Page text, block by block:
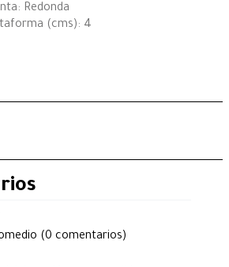
Redonda
(cms): 4
(0 comentarios)